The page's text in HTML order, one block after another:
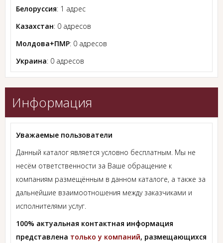
Белоруссия: 1 адрес
Казахстан: 0 адресов
Молдова+ПМР: 0 адресов
Украина: 0 адресов
Информация
Уважаемые пользователи
Данный каталог является условно бесплатным. Мы не
несём ответственности за Ваше обращение к
компаниям размещённым в данном каталоге, а также за
дальнейшие взаимоотношения между заказчиками и
исполнителями услуг.
100% актуальная контактная информация
представлена только у компаний, размещающихся